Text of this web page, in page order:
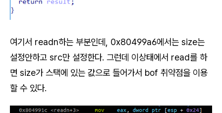
여기서 readn하는 부분인데, 0x80499a6에서는 size는
설정안하고 src만 설정한다. 그런데 이상태에서 read를 하
면 size가 스택에 있는 값으로 들어가서 bof 취약점을 이용
할 수 있다.